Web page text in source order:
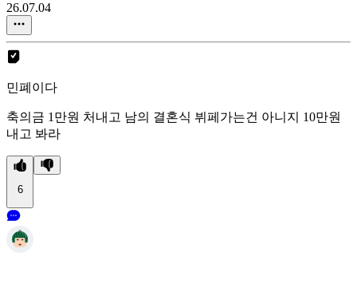
26.07.04
민폐이다
축의금 1만원 처내고 남의 결혼식 뷔페가는건 아니지 10만원
내고 봐라
6